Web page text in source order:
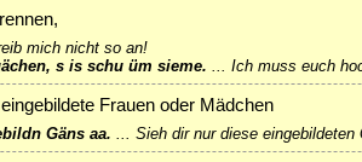
mich nicht so an!
s is schu üm sieme.
Ich muss euch
Frauen oder Mädchen
Gäns aa. ... Sieh dir nur diese eingebildeten